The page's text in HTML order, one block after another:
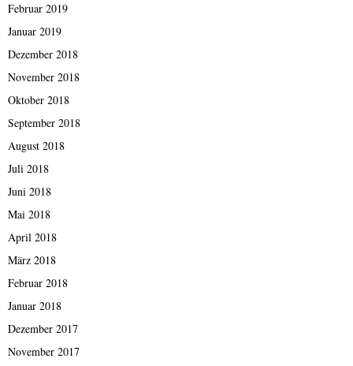
Februar 2019
Januar 2019
Dezember 2018
November 2018
Oktober 2018
September 2018
August 2018
Juli 2018
Juni 2018
Mai 2018
April 2018
März 2018
Februar 2018
Januar 2018
Dezember 2017
November 2017